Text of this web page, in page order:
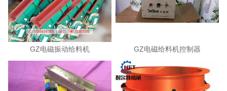
GZ电磁振动给料机 GZ电磁给料机控制器